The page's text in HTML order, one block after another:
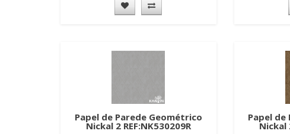
Papel de Parede Geométrico
Nickal 2 REF:NK530209R
Papel de
Nickal